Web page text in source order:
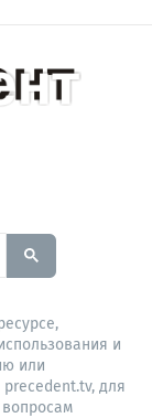
enter a
и
или
для